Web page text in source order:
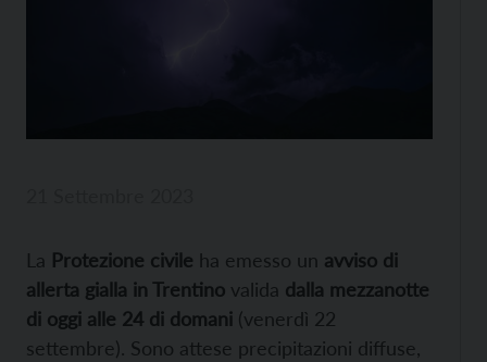
La Protezione civile ha emesso un avviso di
allerta gialla in Trentino valida dalla mezzanotte
di oggi alle 24 di domani (venerdì 22
settembre). Sono attese precipitazioni diffuse,